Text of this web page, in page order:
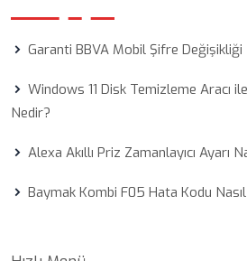
Garanti BBVA Mobil Şifre Değişikliği
Windows 11 Disk Temizleme Aracı
Nedir?
Alexa Akıllı Priz Zamanlayıcı Ayarı
Baymak Kombi F05 Hata Kodu